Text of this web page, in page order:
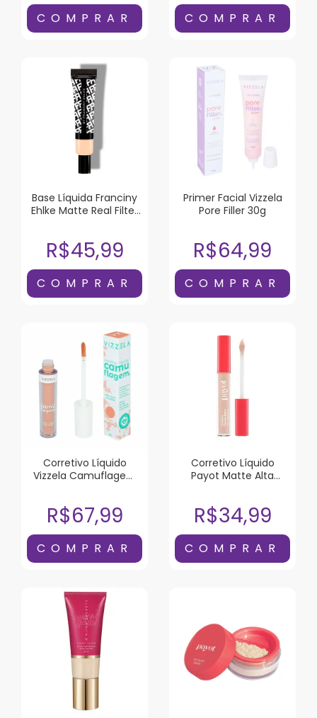
Base Líquida Franciny
Ehlke Matte Real Filter
R$45,99
Primer Facial Vizzela
Pore Filler 30g
R$64,99
Corretivo Líquido
Vizzela Camuflagem
R$67,99
Corretivo Líquido
Payot Matte Alta
R$34,99